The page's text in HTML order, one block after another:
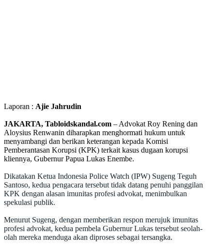
Laporan : Ajie Jahrudin
JAKARTA, Tabloidskandal.com – Advokat Roy Rening dan
Aloysius Renwanin diharapkan menghormati hukum untuk
menyambangi dan berikan keterangan kepada Komisi
Pemberantasan Korupsi (KPK) terkait kasus dugaan korupsi
kliennya, Gubernur Papua Lukas Enembe.
Dikatakan Ketua Indonesia Police Watch (IPW) Sugeng Teguh
Santoso, kedua pengacara tersebut tidak datang penuhi panggilan
KPK dengan alasan imunitas profesi advokat, menimbulkan
spekulasi publik.
Menurut Sugeng, dengan memberikan respon merujuk imunitas
profesi advokat, kedua pembela Gubernur Lukas tersebut seolah-
olah mereka menduga akan diproses sebagai tersangka.